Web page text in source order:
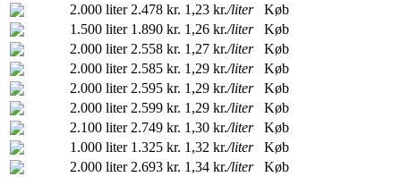
2.000 liter 2.478 kr. 1,23 kr./liter
Køb
1.500 liter 1.890 kr. 1,26 kr./liter
Køb
2.000 liter 2.558 kr. 1,27 kr./liter
Køb
2.000 liter 2.585 kr. 1,29 kr./liter
Køb
2.000 liter 2.595 kr. 1,29 kr./liter
Køb
2.000 liter 2.599 kr. 1,29 kr./liter
Køb
2.100 liter 2.749 kr. 1,30 kr./liter
Køb
1.000 liter 1.325 kr. 1,32 kr./liter
Køb
2.000 liter 2.693 kr. 1,34 kr./liter
Køb